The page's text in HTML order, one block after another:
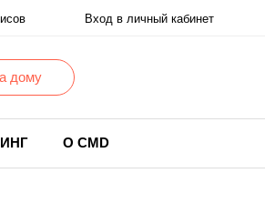
Вход в личный кабинет
дому
О CMD